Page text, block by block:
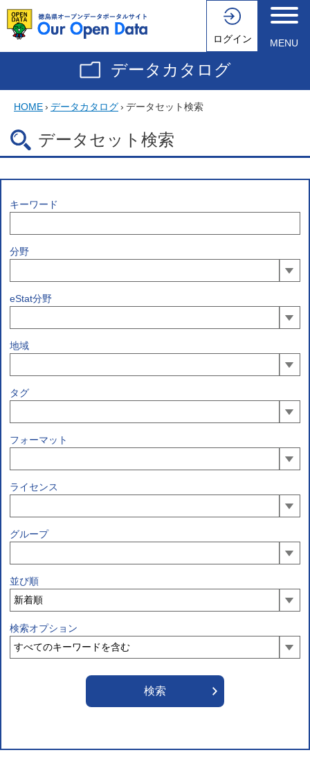
ログイン MENU
データカタログ
HOME› データカタログ› データセット検索
データセット検索
キーワード
分野
eStat分野
地域
タグ
フォーマット
ライセンス
グループ
並び順
検索オプション